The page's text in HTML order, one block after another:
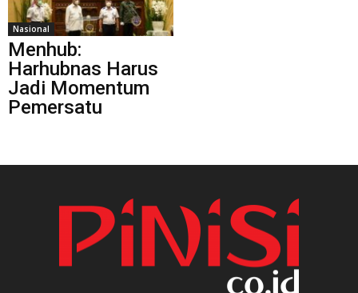
Nasional
Menhub:
Harhubnas Harus
Jadi Momentum
Pemersatu